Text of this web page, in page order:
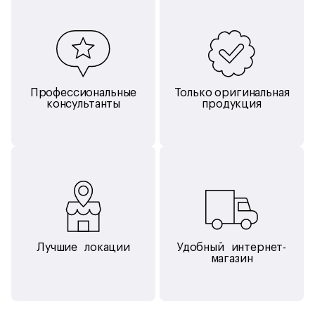
iPhone в руки. Просто скажите: «Привет, Siri».
которая вам понадобится.
Ваши фотографии, сделаные при помощи 12-
мегапиксельной камеры iSight, будут чёткими
и детальными — как на iPhone 6s. Кроме того, вы можете
снимать и редактировать видео 4K с разрешением
Профессиональные
консультанты
Только оригинальная
продукция
Лучшие локации
Удобный интернет-
магазин